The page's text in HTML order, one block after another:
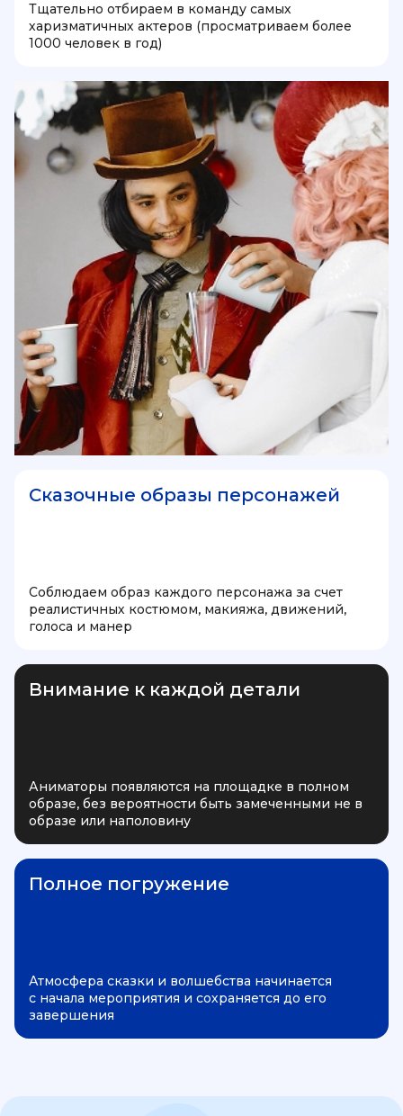
Тщательно отбираем в команду самых
харизматичных актеров (просматриваем более
1000 человек в год)
Сказочные образы персонажей
Соблюдаем образ каждого персонажа за счет
реалистичных костюмом, макияжа, движений,
голоса и манер
Внимание к каждой детали
Аниматоры появляются на площадке в полном
образе, без вероятности быть замеченными не в
образе или наполовину
Полное погружение
Атмосфера сказки и волшебства начинается
с начала мероприятия и сохраняется до его
завершения